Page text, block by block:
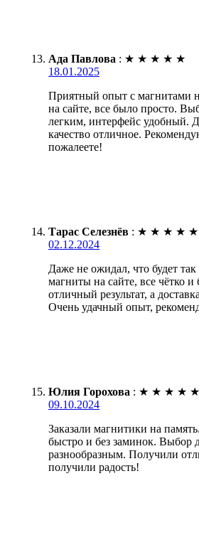
Ада Павлова : ★ ★ ★ ★ ★
18.01.2025
Приятный опыт с магнитами
на сайте, все было просто.
легким, интерфейс удобный.
качество отличное.
пожалеете!
Тарас Селезнёв : ★ ★ ★ ★ ★
02.12.2024
Даже не ожидал, что будет так
магниты на сайте, все чётко
отличный результат, а
Очень удачный опыт,
Юлия Горохова : ★ ★ ★ ★ ★
09.10.2024
Заказали магнитики на
быстро и без заминок. Выбор
разнообразным. Получили
получили радость!